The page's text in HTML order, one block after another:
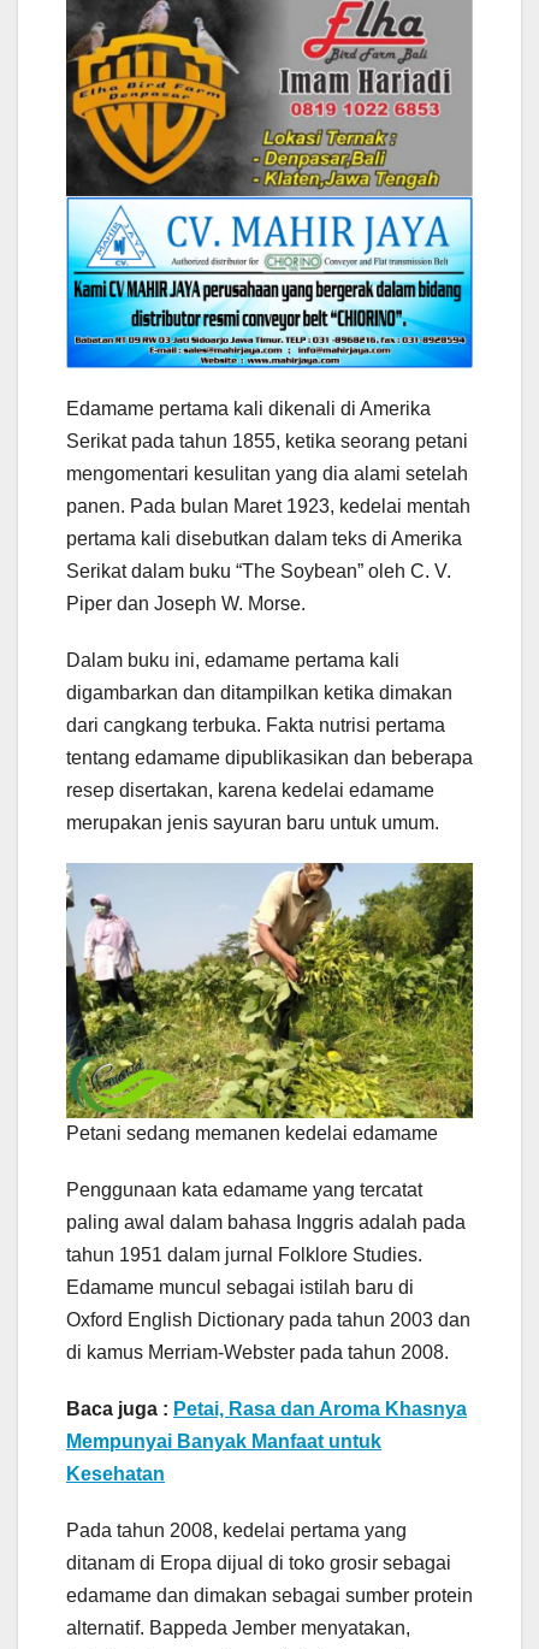
Edamame pertama kali dikenali di Amerika
Serikat pada tahun 1855, ketika seorang petani
mengomentari kesulitan yang dia alami setelah
panen. Pada bulan Maret 1923, kedelai mentah
pertama kali disebutkan dalam teks di Amerika
Serikat dalam buku “The Soybean” oleh C. V.
Piper dan Joseph W. Morse.
Dalam buku ini, edamame pertama kali
digambarkan dan ditampilkan ketika dimakan
dari cangkang terbuka. Fakta nutrisi pertama
tentang edamame dipublikasikan dan beberapa
resep disertakan, karena kedelai edamame
merupakan jenis sayuran baru untuk umum.
Petani sedang memanen kedelai edamame
Penggunaan kata edamame yang tercatat
paling awal dalam bahasa Inggris adalah pada
tahun 1951 dalam jurnal Folklore Studies.
Edamame muncul sebagai istilah baru di
Oxford English Dictionary pada tahun 2003 dan
di kamus Merriam-Webster pada tahun 2008.
Baca juga : Petai, Rasa dan Aroma Khasnya
Mempunyai Banyak Manfaat untuk
Kesehatan
Pada tahun 2008, kedelai pertama yang
ditanam di Eropa dijual di toko grosir sebagai
edamame dan dimakan sebagai sumber protein
alternatif. Bappeda Jember menyatakan,